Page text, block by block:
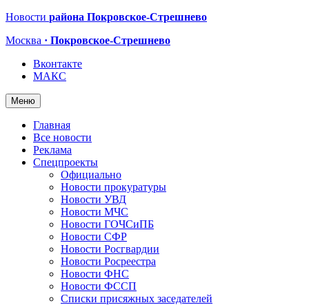
Новости района Покровское-Стрешнево
Москва · Покровское-Стрешнево
Вконтакте
МАКС
Меню
Главная
Все новости
Реклама
Спецпроекты
Официально
Новости прокуратуры
Новости УВД
Новости МЧС
Новости ГОЧСиПБ
Новости СФР
Новости Росгвардии
Новости Росреестра
Новости ФНС
Новости ФССП
Списки присяжных заседателей